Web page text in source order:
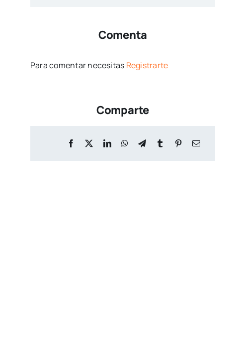
Comenta
Para comentar necesitas Registrarte
Comparte